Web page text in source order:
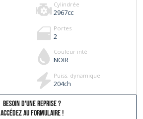
Cylindrée
2967cc
Portes
2
Couleur inté
NOIR
Puiss. dynamique
204ch
besoin d'une reprise ?
AccÉdez au formulaire !